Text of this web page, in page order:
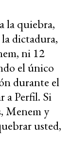
la quiebra,
dictadura,
ni 12
el único
durante el
a Perfil. Si
Menem y
usted,